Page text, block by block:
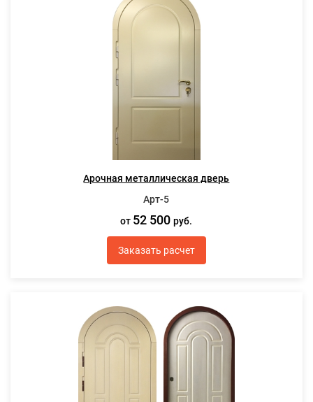
Арочная металлическая дверь
Арт-5
от 52 500руб.
Заказать расчет